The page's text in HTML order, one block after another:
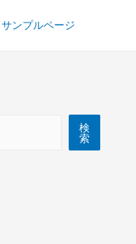
サンプルページ
検
索